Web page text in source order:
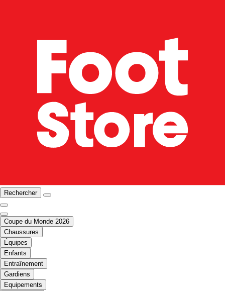
Rechercher
Coupe du Monde 2026
Chaussures
Équipes
Enfants
Entraînement
Gardiens
Equipements